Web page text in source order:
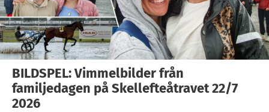
BILDSPEL: Vimmelbilder från
familjedagen på Skellefteåtravet 22/7
2026